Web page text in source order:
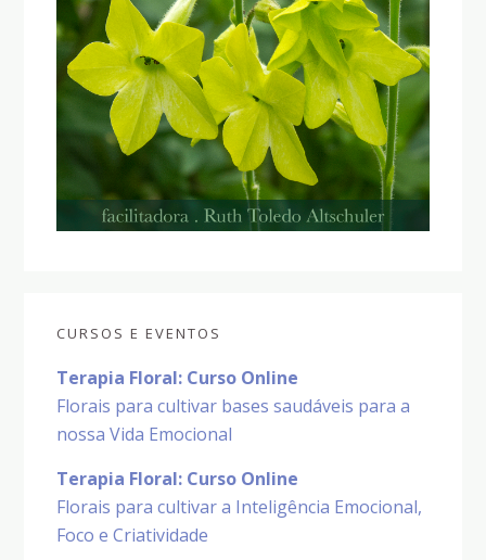
CURSOS E EVENTOS
Terapia Floral: Curso Online
Florais para cultivar bases saudáveis para a
nossa Vida Emocional
Terapia Floral: Curso Online
Florais para cultivar a Inteligência Emocional,
Foco e Criatividade